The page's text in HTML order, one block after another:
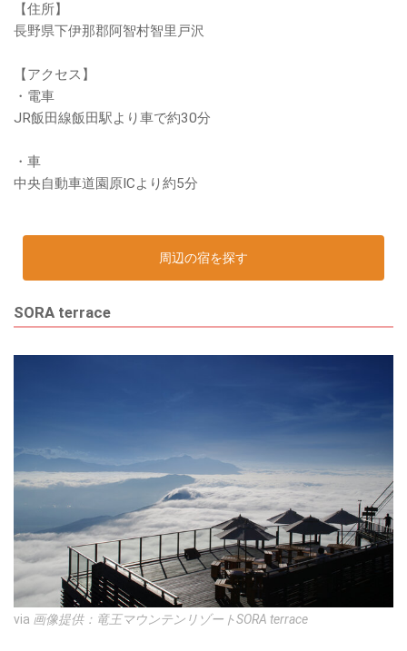
【住所】
長野県下伊那郡阿智村智里戸沢
【アクセス】
・電車
JR飯田線飯田駅より車で約30分
・車
中央自動車道園原ICより約5分
周辺の宿を探す
SORA terrace
via 画像提供：竜王マウンテンリゾートSORA terrace